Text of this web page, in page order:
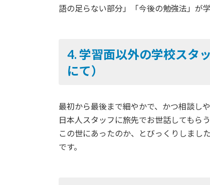
語の足らない部分」「今後の勉強法」が
4. 学習面以外の学校スタ
にて）
最初から最後まで細やかで、かつ相談し
日本人スタッフに旅先でお世話してもら
この世にあったのか、とびっくりしまし
です。